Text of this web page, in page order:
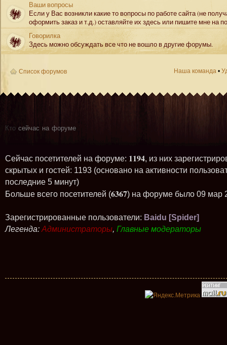
Ваши вопросы
Если у Вас возникли какие то вопросы по работе сайта (не
оформить заказ и т.д.) оставляйте их здесь или пишите мне на
Говорилка
Здесь можно обсуждать все что не вошло в другие форумы.
Список форумов Наша команда •
Кто сейчас на форуме
Сейчас посетителей на форуме: 1194, из них
скрытых и гостей: 1193 (основано на активности
последние 5 минут)
Больше всего посетителей (6367) на форуме было 09 мар
Зарегистрированные пользователи: Baidu [Spider]
Легенда: Администраторы, Главные модераторы